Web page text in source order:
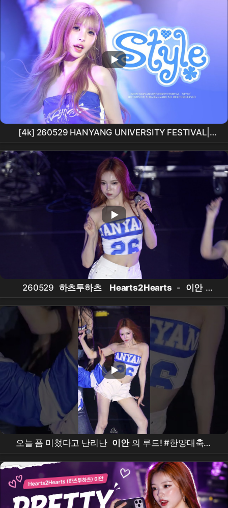
[4k] 260529 HANYANG UNIVERSITY FESTIVAL|
Hearts2Hearts YUHA 'STYLE' 직캠( H2H YUHA
Focus)
260529 하츠투하츠 Hearts2Hearts - 이안
RUDE! 직캠 @한양대
오늘 폼 미쳤다고 난리난 이안 의 루드! #한양대축제
# 이안 #루드 # 하투하